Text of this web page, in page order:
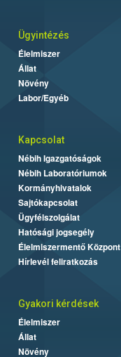
Ügyintézés
Élelmiszer
Állat
Növény
Labor/Egyéb
Kapcsolat
Nébih Igazgatóságok
Nébih Laboratóriumok
Kormányhivatalok
Sajtókapcsolat
Ügyfélszolgálat
Hatósági jogsegély
Élelmiszermentő Központ
Hírlevél feliratkozás
Gyakori kérdések
Élelmiszer
Állat
Növény